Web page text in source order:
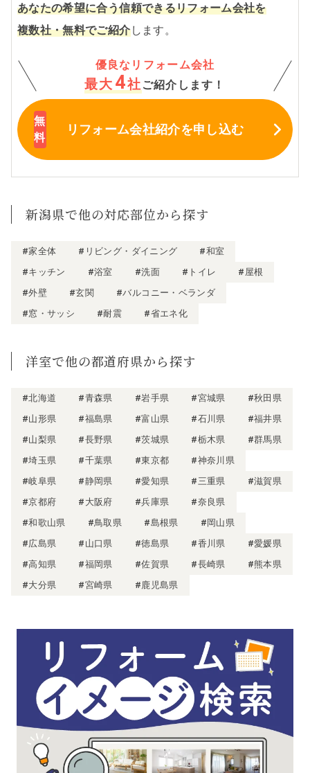
あなたの希望に合う信頼できるリフォーム会社を
複数社・無料でご紹介します。
優良なリフォーム会社
最大 4社 ご紹介します！
リフォーム会社紹介を申し込む
新潟県で他の対応部位から探す
#家全体 #リビング・ダイニング
#和室
#キッチン
#浴室 #洗面 #トイレ
#屋根
#外壁
#玄関
#バルコニー・ベランダ
#窓・サッシ
#耐震 #省エネ化
洋室で他の都道府県から探す
#北海道 #青森県 #岩手県 #宮城県
#秋田県
#山形県
#福島県 #富山県 #石川県
#福井県
#山梨県
#長野県 #茨城県 #栃木県
#群馬県
#埼玉県
#千葉県 #東京都
#神奈川県
#岐阜県
#静岡県 #愛知県 #三重県
#滋賀県
#京都府
#大阪府 #兵庫県
#奈良県
#和歌山県
#鳥取県 #島根県
#岡山県
#広島県
#山口県 #徳島県 #香川県
#愛媛県
#高知県
#福岡県 #佐賀県 #長崎県
#熊本県
#大分県
#宮崎県 #鹿児島県